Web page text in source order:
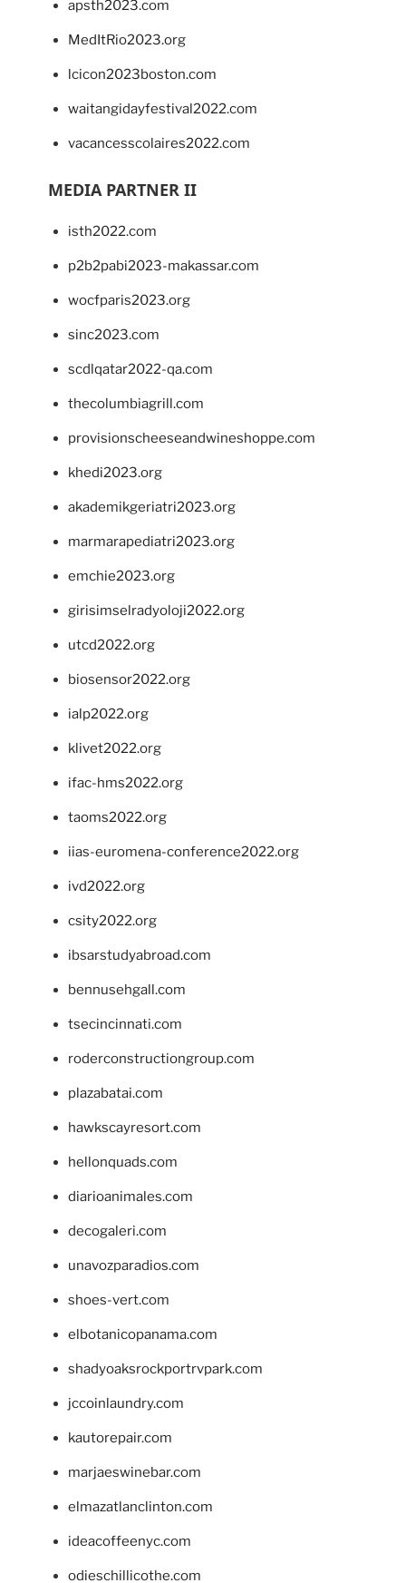
apsth2023.com
MedItRio2023.org
lcicon2023boston.com
waitangidayfestival2022.com
vacancesscolaires2022.com
MEDIA PARTNER II
isth2022.com
p2b2pabi2023-makassar.com
wocfparis2023.org
sinc2023.com
scdlqatar2022-qa.com
thecolumbiagrill.com
provisionscheeseandwineshoppe.com
khedi2023.org
akademikgeriatri2023.org
marmarapediatri2023.org
emchie2023.org
girisimselradyoloji2022.org
utcd2022.org
biosensor2022.org
ialp2022.org
klivet2022.org
ifac-hms2022.org
taoms2022.org
iias-euromena-conference2022.org
ivd2022.org
csity2022.org
ibsarstudyabroad.com
bennusehgall.com
tsecincinnati.com
roderconstructiongroup.com
plazabatai.com
hawkscayresort.com
hellonquads.com
diarioanimales.com
decogaleri.com
unavozparadios.com
shoes-vert.com
elbotanicopanama.com
shadyoaksrockportrvpark.com
jccoinlaundry.com
kautorepair.com
marjaeswinebar.com
elmazatlanclinton.com
ideacoffeenyc.com
odieschillicothe.com